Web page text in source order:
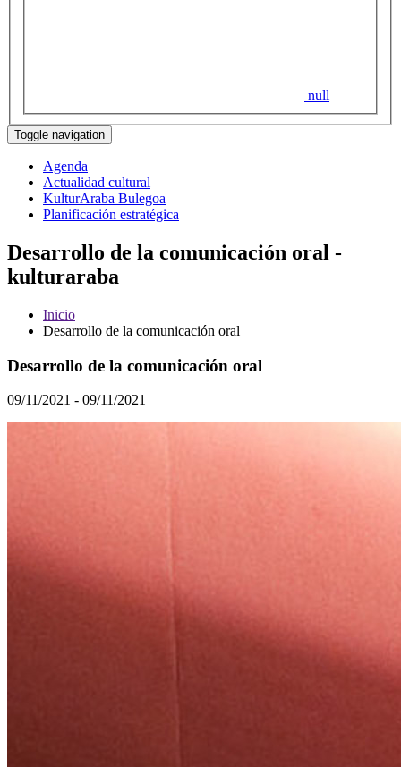
null
Toggle navigation
Agenda
Actualidad cultural
KulturAraba Bulegoa
Planificación estratégica
Desarrollo de la comunicación oral -
kulturaraba
Inicio
Desarrollo de la comunicación oral
Desarrollo de la comunicación oral
09/11/2021 - 09/11/2021